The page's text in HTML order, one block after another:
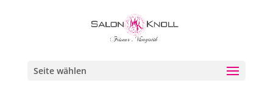
Seite wählen